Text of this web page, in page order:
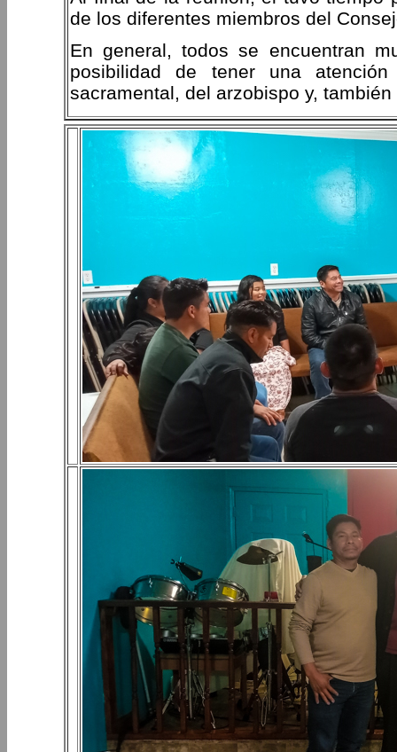
de los diferentes miembros del
En general, todos se encuentran
posibilidad de tener una
sacramental, del arzobispo y,